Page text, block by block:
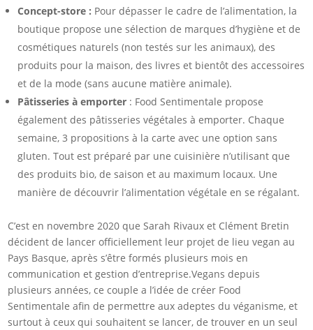
Concept-store : Pour dépasser le cadre de l’alimentation, la
boutique propose une sélection de marques d’hygiène et de
cosmétiques naturels (non testés sur les animaux), des
produits pour la maison, des livres et bientôt des accessoires
et de la mode (sans aucune matière animale).
Pâtisseries à emporter : Food Sentimentale propose
également des pâtisseries végétales à emporter. Chaque
semaine, 3 propositions à la carte avec une option sans
gluten. Tout est préparé par une cuisinière n’utilisant que
des produits bio, de saison et au maximum locaux. Une
manière de découvrir l’alimentation végétale en se régalant.
C’est en novembre 2020 que Sarah Rivaux et Clément Bretin
décident de lancer officiellement leur projet de lieu vegan au
Pays Basque, après s’être formés plusieurs mois en
communication et gestion d’entreprise.Vegans depuis
plusieurs années, ce couple a l’idée de créer Food
Sentimentale afin de permettre aux adeptes du véganisme, et
surtout à ceux qui souhaitent se lancer, de trouver en un seul